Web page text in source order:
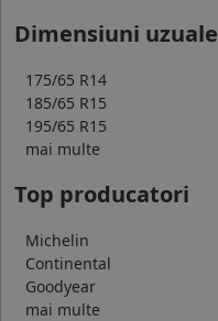
Dimensiuni uzuale
175/65 R14
185/65 R15
195/65 R15
mai multe
Top producatori
Michelin
Continental
Goodyear
mai multe